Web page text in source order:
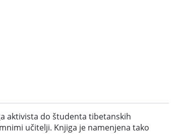
aktivista do študenta tibetanskih
učitelji. Knjiga je namenjena tako